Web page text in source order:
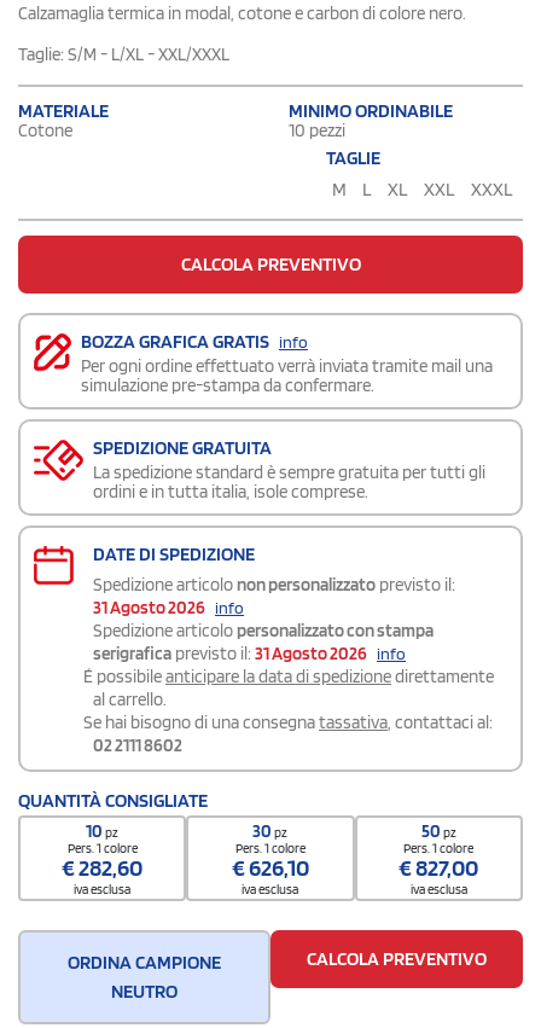
Calzamaglia termica in modal, cotone e carbon di colore nero.
Taglie: S/M - L/XL - XXL/XXXL
MATERIALE
Cotone
MINIMO ORDINABILE
10 pezzi
TAGLIE
M
L XL XXL XXXL
CALCOLA PREVENTIVO
BOZZA GRAFICA GRATIS info
Per ogni ordine effettuato verrà inviata tramite mail una
simulazione pre-stampa da confermare.
SPEDIZIONE GRATUITA
La spedizione standard è sempre gratuita per tutti gli
ordini e in tutta italia, isole comprese.
DATE DI SPEDIZIONE
Spedizione articolo non personalizzato previsto il:
31 Agosto 2026 info
Spedizione articolo personalizzato con stampa
serigrafica previsto il: 31 Agosto 2026 info
É possibileanticipare la data di spedizionedirettamente
al carrello.
Se hai bisogno di una consegnatassativa, contattaci al:
02 2111 8602
QUANTITÀ CONSIGLIATE
10pz
Pers. 1 colore
€282,60
iva esclusa
30pz
Pers. 1 colore
€626,10
iva esclusa
50 pz
Pers. 1 colore
€827,00
iva esclusa
ORDINA CAMPIONE
NEUTRO
CALCOLA PREVENTIVO